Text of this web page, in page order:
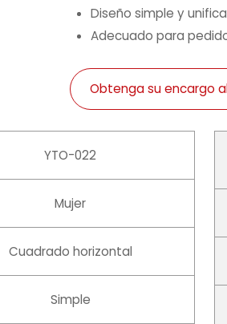
Diseño simple y
Adecuado para
Obtenga su encargo
YTO-022
Mujer
Cuadrado horizontal
Simple